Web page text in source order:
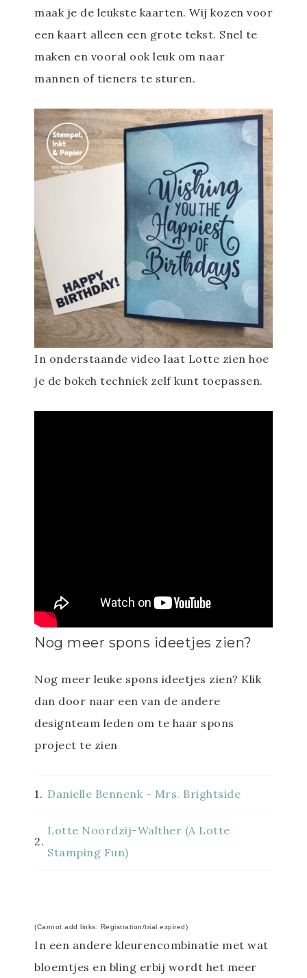
maak je de leukste kaarten. Wij kozen voor
een kaart alleen een grote tekst. Snel te
maken en vooral ook leuk om naar
mannen of tieners te sturen.
In onderstaande video laat Lotte zien hoe
je de bokeh techniek zelf kunt toepassen.
Nog meer spons ideetjes zien?
Nog meer leuke spons ideetjes zien? Klik
dan door naar een van de andere
designteam leden om te haar spons
project te zien
1. Danielle Bennenk - Mrs. Brightside
2.
Lotte Noordzij-Walther (A Lotte
Stamping Fun)
(Cannot add links: Registration/trial expired)
In een andere kleurencombinatie met wat
bloemtjes en bling erbij wordt het meer